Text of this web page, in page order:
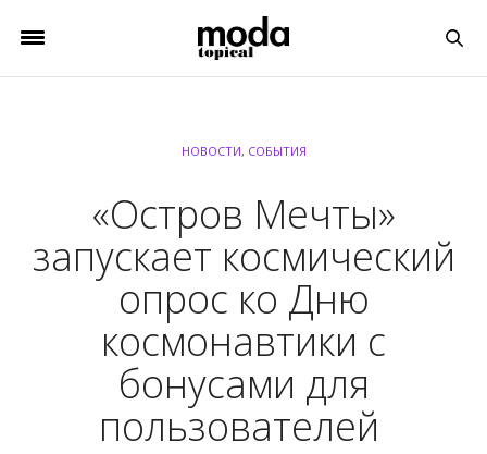
НОВОСТИ, СОБЫТИЯ
«Остров Мечты»
запускает космический
опрос ко Дню
космонавтики с
бонусами для
пользователей